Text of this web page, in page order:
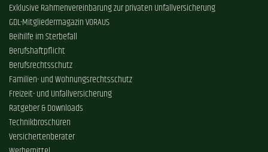
Exklusive Rahmenvereinbarung zur privaten Unfallversicherung
GDL-Mitgliedermagazin VORAUS
Beihilfe im Sterbefall
Berufshaftpflicht
Berufsrechtsschutz
Familien- und Wohnungsrechtsschutz
Freizeit- und Unfallversicherung
Ratgeber & Downloads
Technikbroschüren
Versichertenberater